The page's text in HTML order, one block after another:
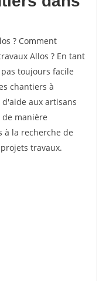
? Comment
Allos ? En tant
toujours facile
chantiers à
aux artisans
manière
à la recherche de
travaux.